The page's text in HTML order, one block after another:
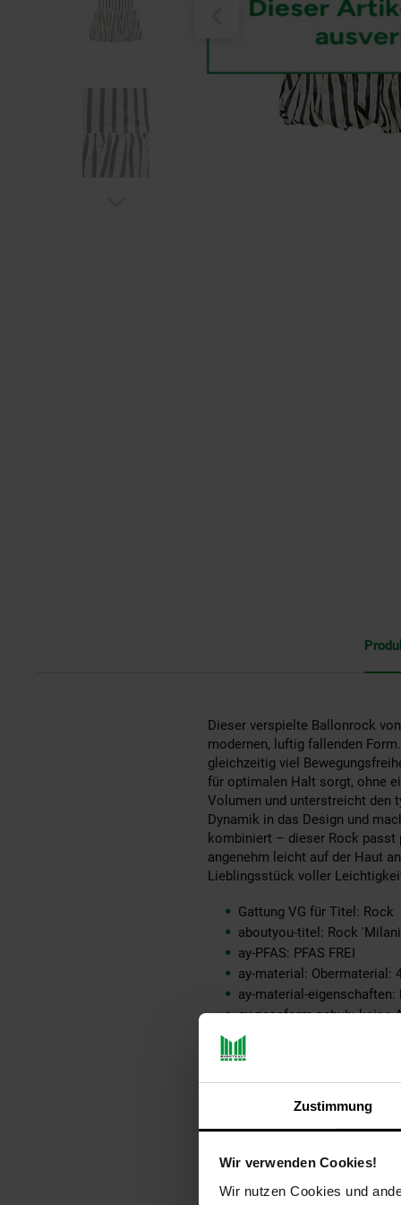
Zustimmung
Wir verwenden Cookies!
Wir nutzen Cookies und
Dieser verspielte Ballonrock
modernen, luftig fallenden
gleichzeitig viel
für optimalen Halt sorgt, ohne
Volumen und unterstreicht den
Dynamik in das Design und
kombiniert – dieser Rock
angenehm leicht auf der Haut
Lieblingsstück voller
Gattung VG für Titel: Rock
aboutyou-titel: Rock
ay-PFAS: PFAS FREI
ay-material: Obermaterial:
ay-material-eigenschaften:
ay-passform schuh: keine
ay-pullover-materialart: kein
ay-schuh-acc material:
ay-
ay-technologie jeans: keine
buegeln: Mäßig heiß bügeln
geschlechtvangraaf: